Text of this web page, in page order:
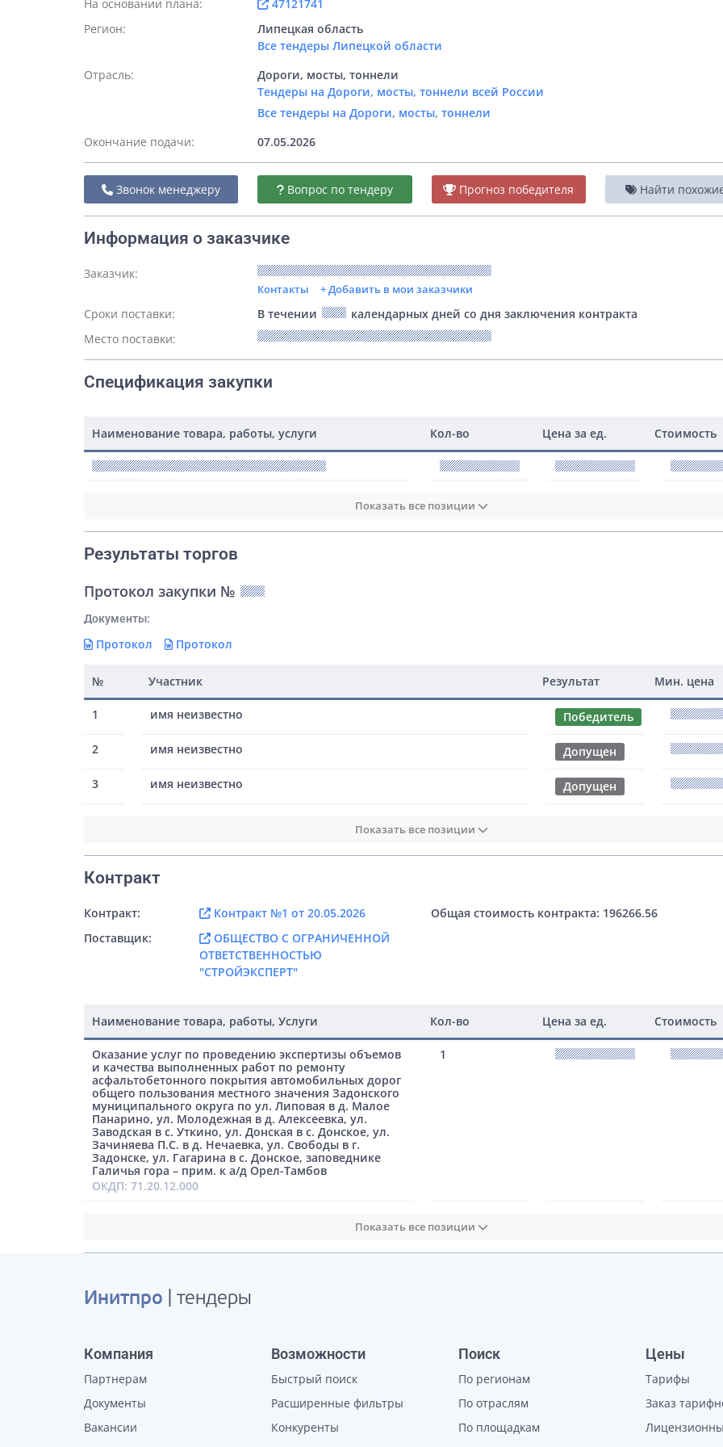
На основании плана:
47121741
Регион:
Липецкая область
Все тендеры Липецкой области
Отрасль:
Дороги, мосты, тоннели
Тендеры на Дороги, мосты, тоннели всей России
Все тендеры на Дороги, мосты, тоннели
Окончание подачи:
07.05.2026
Звонок менеджеру Вопрос по тендеру Прогноз победителя Найти
Информация о заказчике
Заказчик:
Контакты + Добавить в мои заказчики
Сроки поставки: В течении
календарных дней со дня заключения контракта
Место поставки:
Спецификация закупки
Наименование товара, работы, услуги Кол-во Цена за ед. Стоимость
Показать все позиции
Результаты торгов
Протокол закупки №
Документы:
Протокол Протокол
№ Участник Результат Мин. цена
1 имя неизвестно Победитель
2 имя неизвестно Допущен
3 имя неизвестно Допущен
Показать все позиции
Контракт
Контракт: Контракт №1 от 20.05.2026
Общая стоимость контракта: 196266.56
Поставщик:
ОБЩЕСТВО С ОГРАНИЧЕННОЙ
ОТВЕТСТВЕННОСТЬЮ
"СТРОЙЭКСПЕРТ"
Наименование товара, работы, Услуги Кол-во Цена за ед. Стоимость
Оказание услуг по проведению экспертизы объемов
и качества выполненных работ по ремонту
асфальтобетонного покрытия автомобильных дорог
общего пользования местного значения Задонского
муниципального округа по ул. Липовая в д. Малое
Панарино, ул. Молодежная в д. Алексеевка, ул.
Заводская в с. Уткино, ул. Донская в с. Донское, ул.
Зачиняева П.С. в д. Нечаевка, ул. Свободы в г.
Задонске, ул. Гагарина в с. Донское, заповеднике
Галичья гора – прим. к а/д Орел-Тамбов
ОКДП: 71.20.12.000
1
Показать все позиции
Инитпро | тендеры
Компания
Партнерам
Документы
Вакансии
Возможности
Быстрый поиск
Расширенные фильтры
Конкуренты
Поиск
По регионам
По отраслям
По площадкам
Цены
Тарифы
Заказ